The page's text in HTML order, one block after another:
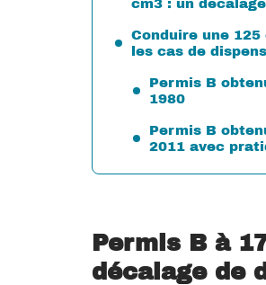
cm3 : un
Conduire une
les cas de
Permis B
1980
Permis B
2011 avec
Permis B à
décalage de